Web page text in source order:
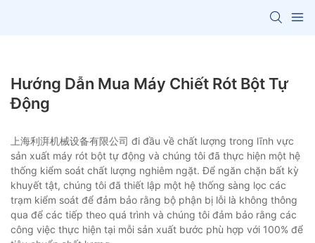
Hướng Dẫn Mua Máy Chiết Rót Bột Tự
Động
上海利湃机械设备有限公司 đi đầu về chất lượng trong lĩnh vực
sản xuất máy rót bột tự động và chúng tôi đã thực hiện một hệ
thống kiểm soát chất lượng nghiêm ngặt. Để ngăn chặn bất kỳ
khuyết tật, chúng tôi đã thiết lập một hệ thống sàng lọc các
trạm kiểm soát để đảm bảo rằng bộ phận bị lỗi là không thông
qua để các tiếp theo quá trình và chúng tôi đảm bảo rằng các
công việc thực hiện tại mỗi sản xuất bước phù hợp với 100% để